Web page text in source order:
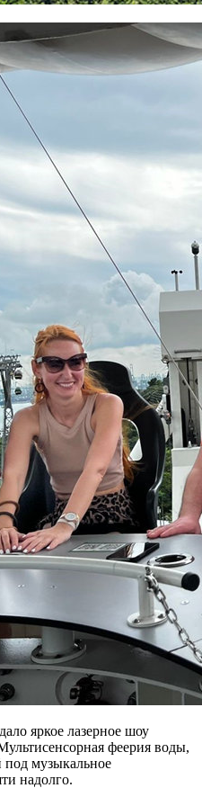
яркое лазерное шоу
феерия воды,
под музыкальное
надолго.